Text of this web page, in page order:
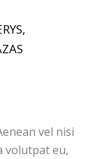
,
vel nisi
volutpat eu,